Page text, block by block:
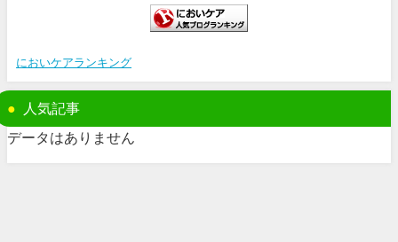
においケアランキング
人気記事
データはありません